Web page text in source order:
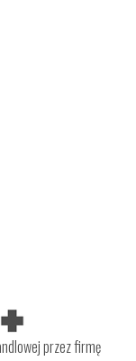
przez firmę